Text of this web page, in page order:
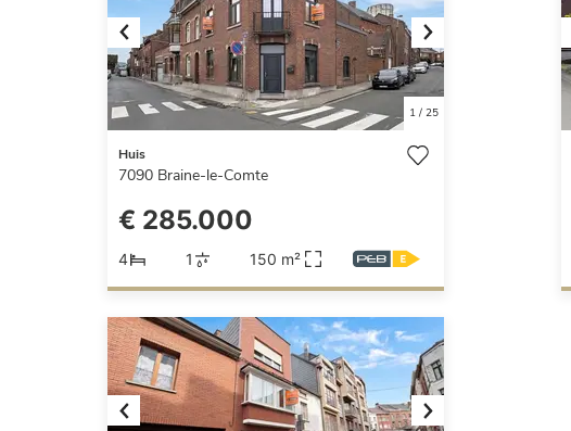
Previous Next
1/ 25
Huis
7090 Braine-le-Comte
€ 285.000
4 1 150 m²
Previous Next